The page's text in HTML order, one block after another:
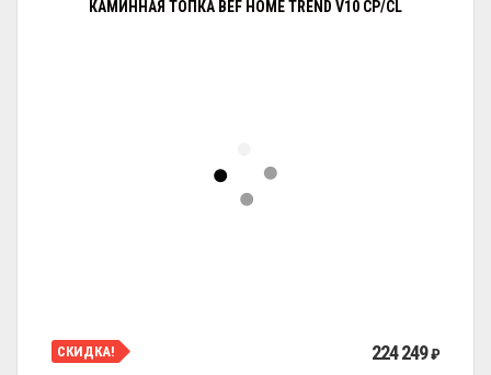
КАМИННАЯ ТОПКА BEF HOME TREND V10 CP/CL
СКИДКА! 224 249₽